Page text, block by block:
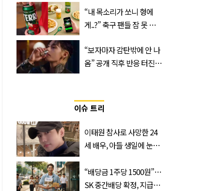
“내 목소리가 쏘니 형에
게..?” 축구 팬들 잠 못 들
트
“보자마자 감탄밖에 안 나
옴” 공개 직후 반응 터진
이슈 트리
이태원 참사로 사망한 24
세 배우, 아들 생일에 눈물
“배당금 1주당 1500원”…
SK 중간배당 확정, 지급일